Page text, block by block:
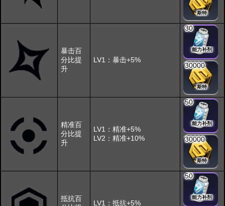
斯特
暴击百
分比提
升
LV1：暴击+5%
30
能力补剂
30000
斯特
精准百
分比提
升
LV1：精准+5%
LV2：精准+10%
50
能力补剂
30000
斯特
抵抗百
LV1：抵抗+5%
50
能力补剂